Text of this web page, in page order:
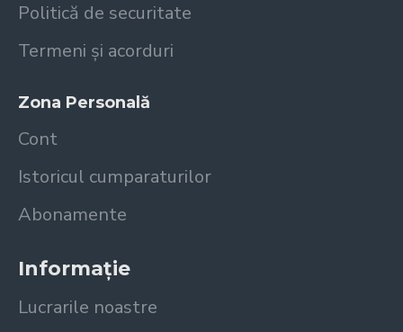
Politică de securitate
Termeni și acorduri
Zona Personală
Cont
Istoricul cumparaturilor
Abonamente
Informație
Lucrarile noastre